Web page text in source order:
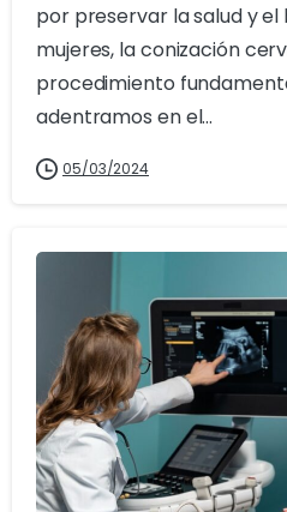
por preservar la salud y el
mujeres, la conización
procedimiento
adentramos en el...
05/03/2024